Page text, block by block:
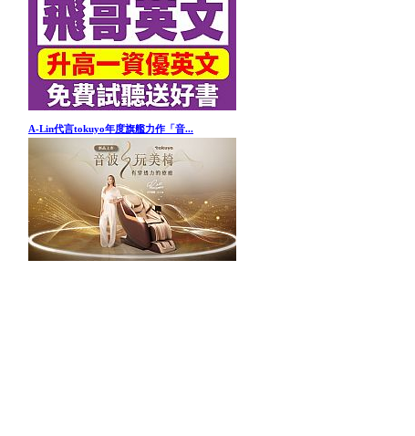
A-Lin代言tokuyo年度旗艦力作「音...